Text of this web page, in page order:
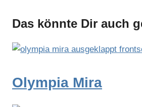
Das könnte Dir auch
Olympia Mira